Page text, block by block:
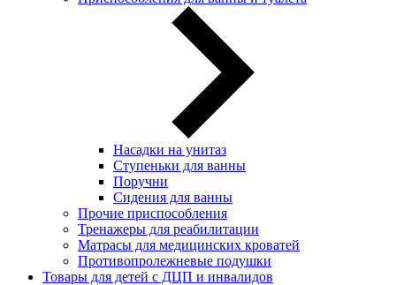
Насадки на унитаз
Ступеньки для ванны
Поручни
Сидения для ванны
Прочие приспособления
Тренажеры для реабилитации
Матрасы для медицинских кроватей
Противопролежневые подушки
Товары для детей с ДЦП и инвалидов